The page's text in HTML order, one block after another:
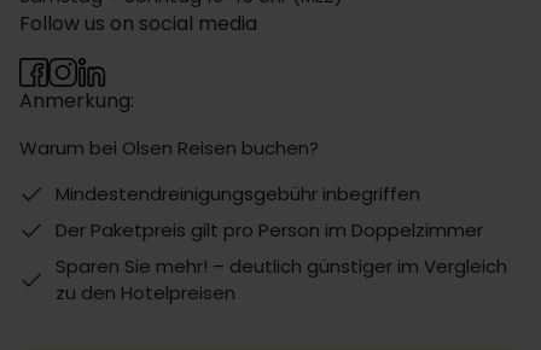
Anmerkung:
Warum bei Olsen Reisen buchen?
Mindestendreinigungsgebühr inbegriffen
Der Paketpreis gilt pro Person im Doppelzimmer
Sparen Sie mehr! – deutlich günstiger im Vergleich
zu den Hotelpreisen
Follow us on social media